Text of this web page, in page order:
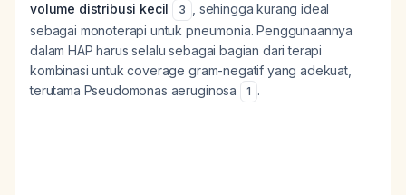
volume distribusi kecil
3
, sehingga kurang ideal
sebagai monoterapi untuk pneumonia. Penggunaannya
dalam HAP harus selalu sebagai bagian dari terapi
kombinasi untuk coverage gram-negatif yang adekuat,
terutama Pseudomonas aeruginosa
1 .